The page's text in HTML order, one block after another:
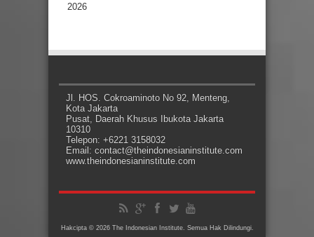
2026
Jl. HOS. Cokroaminoto No 92, Menteng,
Kota Jakarta
Pusat, Daerah Khusus Ibukota Jakarta
10310
Telepon: +6221 3158032
Email: contact@theindonesianinstitute.com
www.theindonesianinstitute.com
Hakcipta © 2026 The Indonesian Institute. Semua Hak Dilindungi.